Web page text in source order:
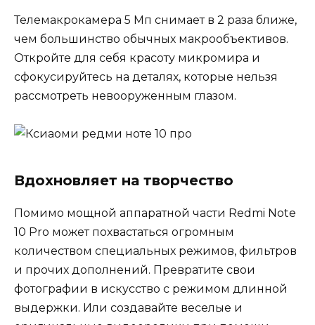
Телемакрокамера 5 Мп снимает в 2 раза ближе,
чем большинство обычных макрообъективов.
Откройте для себя красоту микромира и
сфокусируйтесь на деталях, которые нельзя
рассмотреть невооруженным глазом.
Вдохновляет на творчество
Помимо мощной аппаратной части Redmi Note
10 Pro может похвастаться огромным
количеством специальных режимов, фильтров
и прочих дополнений. Превратите свои
фотографии в искусство с режимом длинной
выдержки. Или создавайте веселые и